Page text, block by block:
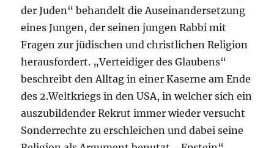
der Juden“ behandelt die Auseinandersetzung
eines Jungen, der seinen jungen Rabbi mit
Fragen zur jüdischen und christlichen Religion
herausfordert. „Verteidiger des Glaubens“
beschreibt den Alltag in einer Kaserne am Ende
des 2.Weltkriegs in den USA, in welcher sich ein
auszubildender Rekrut immer wieder versucht
Sonderrechte zu erschleichen und dabei seine